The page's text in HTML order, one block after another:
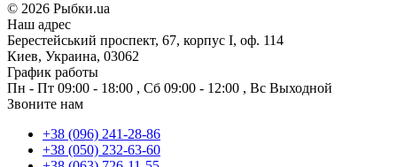
© 2026 Рыбки.ua
Наш адрес
Берестейський проспект, 67, корпус I, оф. 114
Киев, Украина, 03062
График работы
Пн - Пт 09:00 - 18:00 , Сб 09:00 - 12:00 , Вс Выходной
Звоните нам
+38 (096) 241-28-86
+38 (050) 232-63-60